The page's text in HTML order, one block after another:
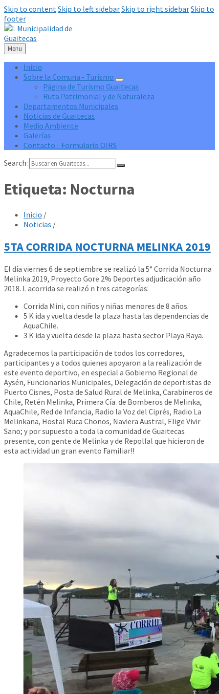
Skip to contentSkip to left sidebarSkip to right sidebarSkip to
footer
Menu
Inicio
Sobre la Comuna - Turismo
Página de Turismo Guaitecas
Ruta Patrimonial y de Naturaleza
Departamentos Municipales
Noticias de Guaitecas
Medio Ambiente
Galerías
Contacto - Formulario OIRS
Search:
Etiqueta: Nocturna
Inicio /
Noticias /
5TA CORRIDA NOCTURNA MELINKA 2019
El día viernes 6 de septiembre se realizó la 5° Corrida Nocturna
Melinka 2019, Proyecto Gore 2% Deportes adjudicación año
2018. L acorrida se realizó n tres categorías:
Corrida Mini, con niños y niñas menores de 8 años.
5 K ida y vuelta desde la plaza hasta las dependencias de
AquaChile.
3 K ida y vuelta desde la plaza hasta sector Playa Raya.
Agradecemos la participación de todos los corredores,
participantes y a todos quienes apoyaron a la realización de
este evento deportivo, en especial a Gobierno Regional de
Aysén, Funcionarios Municipales, Delegación de deportistas de
Puerto Cisnes, Posta de Salud Rural de Melinka, Carabineros de
Chile, Retén Melinka, Primera Cía. de Bomberos de Melinka,
AquaChile, Red de Infancia, Radio la Voz del Ciprés, Radio La
Melinkana, Hostal Ruca Chonos, Naviera Austral, Elige Vivir
Sano; y por supuesto a toda la comunidad de Guaitecas
presente, con gente de Melinka y de Repollal que hicieron de
esta actividad un gran evento Familiar!!